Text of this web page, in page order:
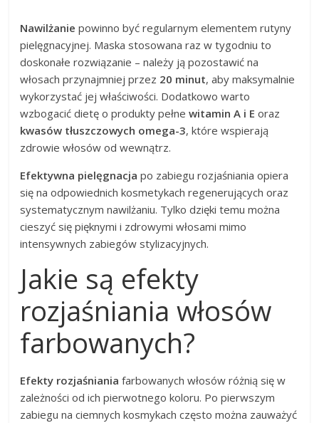
Nawilżanie powinno być regularnym elementem rutyny
pielęgnacyjnej. Maska stosowana raz w tygodniu to
doskonałe rozwiązanie – należy ją pozostawić na
włosach przynajmniej przez 20 minut, aby maksymalnie
wykorzystać jej właściwości. Dodatkowo warto
wzbogacić dietę o produkty pełnewitamin A i E oraz
kwasów tłuszczowych omega-3, które wspierają
zdrowie włosów od wewnątrz.
Efektywna pielęgnacja po zabiegu rozjaśniania opiera
się na odpowiednich kosmetykach regenerujących oraz
systematycznym nawilżaniu. Tylko dzięki temu można
cieszyć się pięknymi i zdrowymi włosami mimo
intensywnych zabiegów stylizacyjnych.
Jakie są efekty
rozjaśniania włosów
farbowanych?
Efekty rozjaśniania farbowanych włosów różnią się w
zależności od ich pierwotnego koloru. Po pierwszym
zabiegu na ciemnych kosmykach często można zauważyć